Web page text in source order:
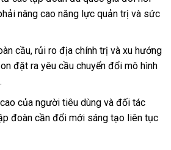
nâng cao năng lực quản trị và sức
cầu, rủi ro địa chính trị và xu hướng
đặt ra yêu cầu chuyển đổi mô hình
của người tiêu dùng và đối tác
đoàn cần đổi mới sáng tạo liên tục